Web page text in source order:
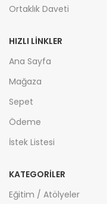
Ortaklık Daveti
HIZLI LİNKLER
Ana Sayfa
Mağaza
Sepet
Ödeme
İstek Listesi
KATEGORİLER
Eğitim / Atölyeler